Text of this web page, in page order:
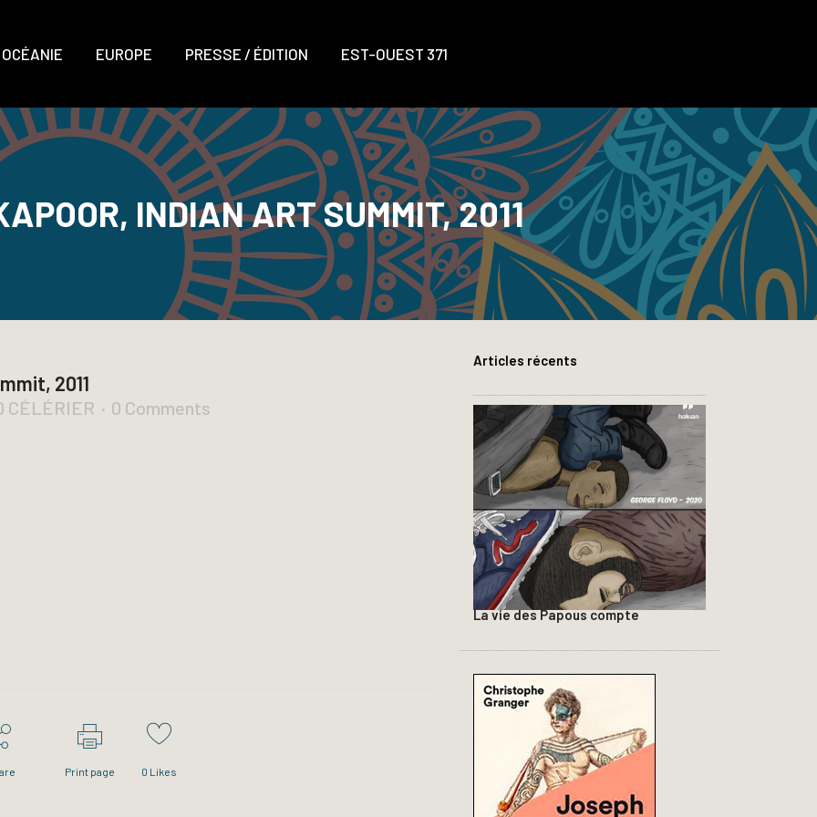
OCÉANIE EUROPE PRESSE / ÉDITION EST-OUEST 371
INDIAN ART SUMMIT, 2011
2011
CÉLÉRIER 0 Comments
Print page 0 Likes
Articles récents
La vie des Papous compte